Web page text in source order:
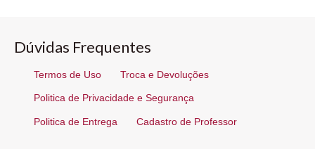
Dúvidas Frequentes
Termos de Uso Troca e Devoluções
Politica de Privacidade e Segurança
Politica de Entrega Cadastro de Professor